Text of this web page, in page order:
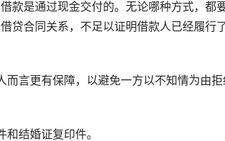
款是通过现金交付的。无论哪种方式，都
贷合同关系，不足以证明借款人已经履行
言更有保障，以避免一方以不知情为由拒
结婚证复印件。